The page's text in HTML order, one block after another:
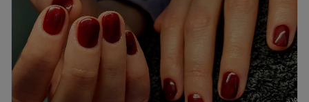
Freitag
09:00 –
19:00
Samstag
09:00
14:00
Sonntag
Geschlossen
Floripa Paradise Skin ist ein stilvolles Kosmetikstudio für
authentisches Brazilian Waxing in Pinneberg – dein